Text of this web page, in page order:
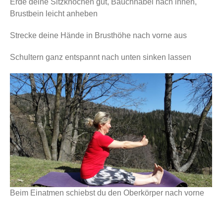
Erde deine Sitzknochen gut, Bauchnabel nach innen,
Brustbein leicht anheben
Strecke deine Hände in Brusthöhe nach vorne aus
Schultern ganz entspannt nach unten sinken lassen
Beim Einatmen schiebst du den Oberkörper nach vorne